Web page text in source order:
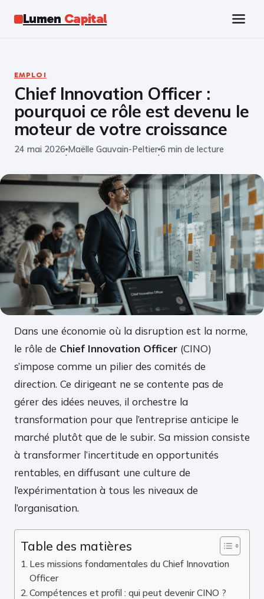
Lumen Capital
Business
Finance
Marketing
Éducation
Emploi
EMPLOI
Chief Innovation Officer :
pourquoi ce rôle est devenu le
moteur de votre croissance
24 mai 2026
·
Maëlle Gauvain-Peltier
·
6 min de lecture
Dans une économie où la disruption est la norme,
le rôle de Chief Innovation Officer (CINO)
s’impose comme un pilier des comités de
direction. Ce dirigeant ne se contente pas de
gérer des idées neuves, il orchestre la
transformation pour que l’entreprise anticipe le
marché plutôt que de le subir. Sa mission consiste
à transformer l’incertitude en opportunités
rentables, en diffusant une culture de
l’expérimentation à tous les niveaux de
l’organisation.
Table des matières
Les missions fondamentales du Chief Innovation
Officer
Compétences et profil : qui peut devenir CINO ?